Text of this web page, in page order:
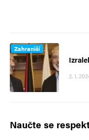
Zahraničí
2. 1.
Naučte se